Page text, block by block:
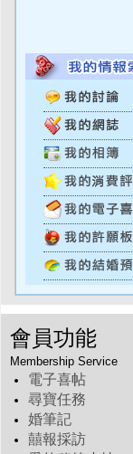
會員功能
Membership Service
電子喜帖
尋寶任務
婚筆記
囍報採訪